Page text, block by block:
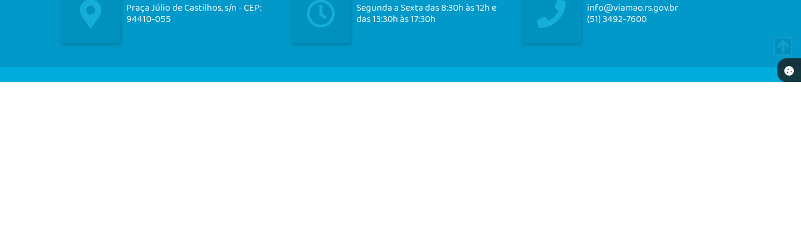
Praça Júlio de Castilhos, s/n - CEP:
94410-055
Segunda a Sexta das 8:30h às 12h e
das 13:30h às 17:30h
info@viamao.rs.gov.br
(51) 3492-7600